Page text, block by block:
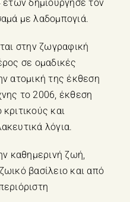
ετών δημιούργησε τον
με λαδομπογιά.
στην ζωγραφική
σε ομαδικές
ατομική της έκθεση
το 2006, έκθεση
και
λόγια.
καθημερινή ζωή,
βασίλειο και από